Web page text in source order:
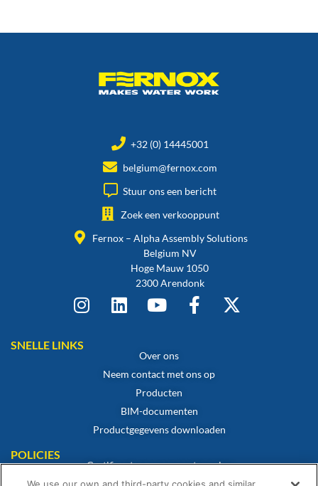
+32 (0) 14445001
belgium@fernox.com
Stuur ons een bericht
Zoek een verkooppunt
Fernox – Alpha Assembly Solutions
Belgium NV
Hoge Mauw 1050
2300 Arendonk
SNELLE LINKS
Over ons
Neem contact met ons op
Producten
BIM-documenten
Productgegevens downloaden
POLICIES
Certificaat van overeenstemming
Cookiebeleid